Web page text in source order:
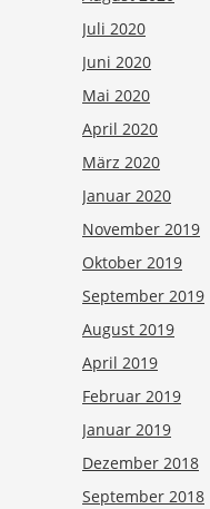
Juli 2020
Juni 2020
Mai 2020
April 2020
März 2020
Januar 2020
November 2019
Oktober 2019
September 2019
August 2019
April 2019
Februar 2019
Januar 2019
Dezember 2018
September 2018